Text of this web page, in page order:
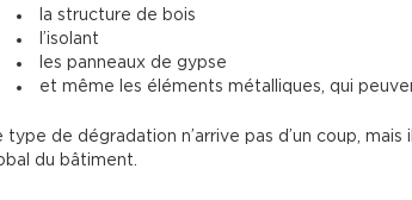
la structure de bois
l’isolant
les panneaux de gypse
et même les éléments métalliques, qui
type de dégradation n’arrive pas d’un coup,
du bâtiment.